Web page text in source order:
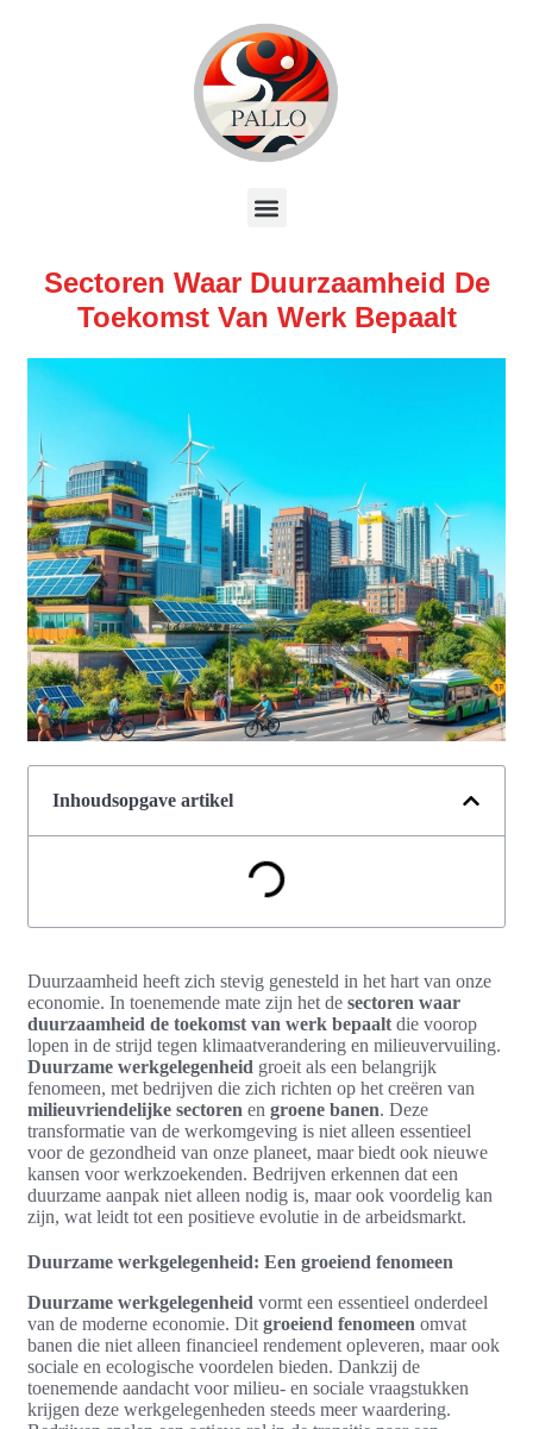
Sectoren Waar Duurzaamheid De
Toekomst Van Werk Bepaalt
Inhoudsopgave artikel
Duurzaamheid heeft zich stevig genesteld in het hart van onze
economie. In toenemende mate zijn het de sectoren waar
duurzaamheid de toekomst van werk bepaalt die voorop
lopen in de strijd tegen klimaatverandering en milieuvervuiling.
Duurzame werkgelegenheid groeit als een belangrijk
fenomeen, met bedrijven die zich richten op het creëren van
milieuvriendelijke sectoren en groene banen. Deze
transformatie van de werkomgeving is niet alleen essentieel
voor de gezondheid van onze planeet, maar biedt ook nieuwe
kansen voor werkzoekenden. Bedrijven erkennen dat een
duurzame aanpak niet alleen nodig is, maar ook voordelig kan
zijn, wat leidt tot een positieve evolutie in de arbeidsmarkt.
Duurzame werkgelegenheid: Een groeiend fenomeen
Duurzame werkgelegenheid vormt een essentieel onderdeel
van de moderne economie. Dit groeiend fenomeen omvat
banen die niet alleen financieel rendement opleveren, maar ook
sociale en ecologische voordelen bieden. Dankzij de
toenemende aandacht voor milieu- en sociale vraagstukken
krijgen deze werkgelegenheden steeds meer waardering.